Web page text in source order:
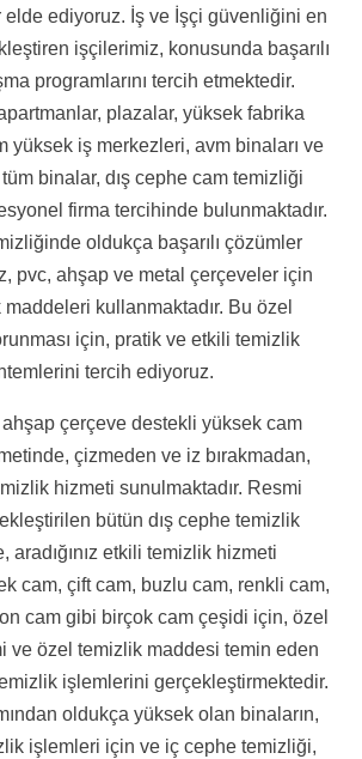
elde ediyoruz. İş ve İşçi güvenliğini en
işçilerimiz, konusunda başarılı
programlarını tercih etmektedir.
plazalar, yüksek fabrika
yüksek iş merkezleri, avm binaları ve
binalar, dış cephe cam temizliği
firma tercihinde bulunmaktadır.
oldukça başarılı çözümler
pvc, ahşap ve metal çerçeveler için
kullanmaktadır. Bu özel
için, pratik ve etkili temizlik
tercih ediyoruz.
çerçeve destekli yüksek cam
çizmeden ve iz bırakmadan,
hizmeti sunulmaktadır. Resmi
bütün dış cephe temizlik
aradığınız etkili temizlik hizmeti
cam, çift cam, buzlu cam, renkli cam,
cam gibi birçok cam çeşidi için, özel
ve özel temizlik maddesi temin eden
işlemlerini gerçekleştirmektedir.
oldukça yüksek olan binaların,
işlemleri için ve iç cephe temizliği,